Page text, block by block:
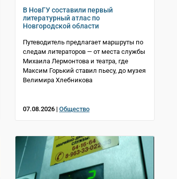
В НовГУ составили первый
литературный атлас по
Новгородской области
Путеводитель предлагает маршруты по
следам литераторов — от места службы
Михаила Лермонтова и театра, где
Максим Горький ставил пьесу, до музея
Велимира Хлебникова
07.08.2026 | Общество